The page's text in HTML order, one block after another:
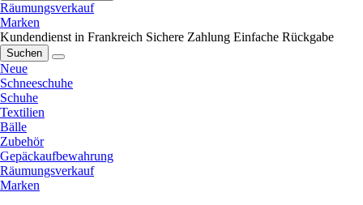
Räumungsverkauf
Marken
Kundendienst in Frankreich Sichere Zahlung Einfache Rückgabe
Suchen
Neue
Schneeschuhe
Schuhe
Textilien
Bälle
Zubehör
Gepäckaufbewahrung
Räumungsverkauf
Marken